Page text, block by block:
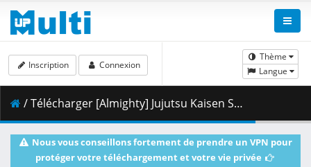
Thème
Langue
Inscription Connexion
/ Télécharger [Almighty] Jujutsu Kaisen S2 - 11 [BD 1920x1080 x264 FLAC].mkv.002 ( 445.51 MB )
Nous vous conseillons fortement de prendre un VPN pour
protéger votre téléchargement et votre vie privée